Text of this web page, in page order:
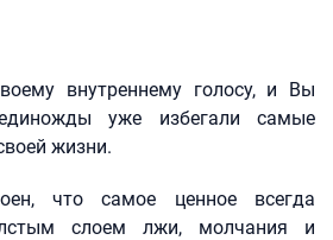
внутреннему голосу, и Вы
уже избегали самые
жизни.
что самое ценное всегда
слоем лжи, молчания и